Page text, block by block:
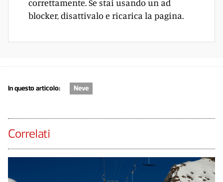
correttamente. Se stai usando un ad
blocker, disattivalo e ricarica la pagina.
In questo articolo: Neve
Correlati